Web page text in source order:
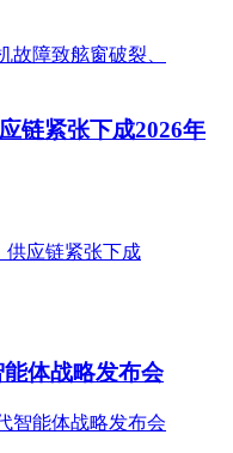
链紧张下成2026年
体战略发布会